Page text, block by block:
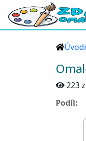
223
Podíl: